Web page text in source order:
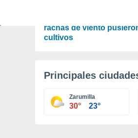
rachas de viento
cultivos
Principales
Zarumilla
30° 23°